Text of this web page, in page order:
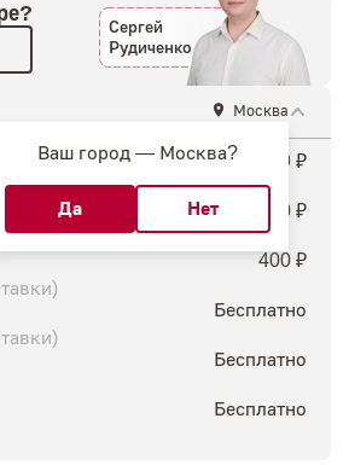
Сергей
Рудиченко
Москва
Ваш город — Москва? 899 ₽
350 ₽
400 ₽
Бесплатно
Бесплатно
Бесплатно